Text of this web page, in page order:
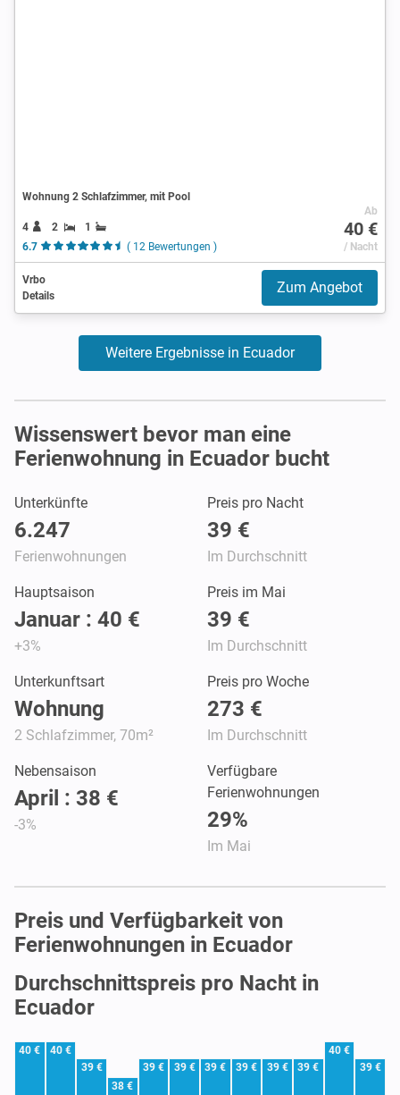
Wohnung 2 Schlafzimmer, mit Pool
4 2
1
6.7
( 12 Bewertungen )
Ab
40 €
/ Nacht
Vrbo
Details
Zum Angebot
Weitere Ergebnisse in Ecuador
Wissenswert bevor man eine
Ferienwohnung in Ecuador bucht
Unterkünfte
6.247
Ferienwohnungen
Preis pro Nacht
39 €
Im Durchschnitt
Hauptsaison
Januar : 40 €
+3%
Preis im Mai
39 €
Im Durchschnitt
Unterkunftsart
Wohnung
2 Schlafzimmer, 70m²
Preis pro Woche
273 €
Im Durchschnitt
Nebensaison
April : 38 €
-3%
Verfügbare
Ferienwohnungen
29%
Im Mai
Preis und Verfügbarkeit von
Ferienwohnungen in Ecuador
Durchschnittspreis pro Nacht in
Ecuador
40 €
40 €
39 €
38 €
39 € 39 € 39 € 39 € 39 € 39 €
40 €
39 €